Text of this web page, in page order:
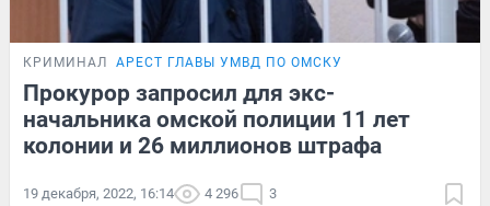
КРИМИНАЛ АРЕСТ ГЛАВЫ УМВД ПО ОМСКУ
Прокурор запросил для экс-
начальника омской полиции 11 лет
колонии и 26 миллионов штрафа
19 декабря, 2022, 16:14 4 296 3